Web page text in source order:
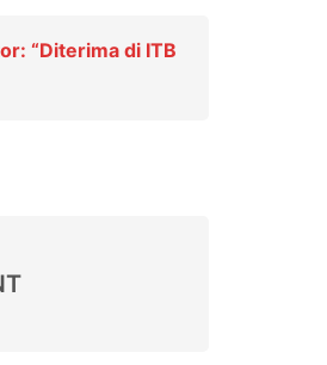
“Diterima di ITB